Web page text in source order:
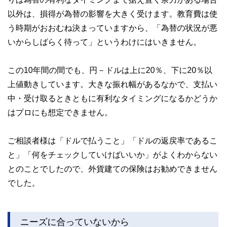
以外は、損得が為替の影響を大きく受けます。教育費は使
う時期がおおむね決まっていますから、「為替の状況が悪
いからしばらく待って」というわけにはいきません。
この10年間の間でも、円－ドルは上に20％、下に20％以
上値動きしています。大きな振れ幅があるなかで、支払い
中・受け取るときともに有利なタイミングになるかどうか
はプロにも想定できません。
ご相談者様は「ドルで払うこと」「ドルの返戻率であるこ
と」「何をチェックしていけばいいか」がよくわからない
とのことでしたので、外貨建ての保険はお勧めできません
でした。
ニーズに合っていないから